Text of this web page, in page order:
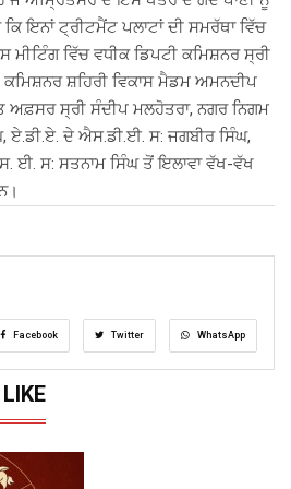
ਇਨਾਂ ਟ੍ਰੀਟਮੈਂਟ ਪਲਾਟਾਂ ਦੀ ਸਮਰੱਥਾ ਵਿੱਚ
ਮੀਟਿੰਗ ਵਿੱਚ ਵਧੀਕ ਡਿਪਟੀ ਕਮਿਸ਼ਨਰ ਸ੍ਰੀ
ਕਮਿਸ਼ਨਰ ਸ਼ਹਿਰੀ ਵਿਕਾਸ ਮੈਡਮ ਅਮਨਦੀਪ
ਅਫ਼ਸਰ ਸ੍ਰੀ ਸੰਦੀਪ ਮਲਹੋਤਰਾ, ਨਗਰ ਨਿਗਮ
ਦੇ ਐਸ.ਡੀ.ਈ. ਸ: ਜਗਬੀਰ ਸਿੰਘ,
ਈ. ਸ: ਸਤਨਾਮ ਸਿੰਘ ਤੋਂ ਇਲਾਵਾ ਵੱਖ-ਵੱਖ
Facebook Twitter WhatsApp